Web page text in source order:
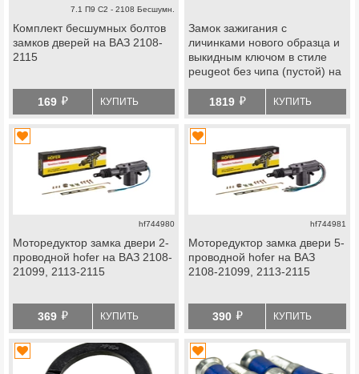
7.1 П9 С2 - 2108 Бесшумн.
Комплект бесшумных болтов
замков дверей на ВАЗ 2108-
2115
169 й КУПИТЬ
Замок зажигания с
личинками нового образца и
выкидным ключом в стиле
peugeot без чипа (пустой) на
1819 й КУПИТЬ
hf744980
Моторедуктор замка двери 2-
проводной hofer на ВАЗ 2108-
21099, 2113-2115
369 й КУПИТЬ
hf744981
Моторедуктор замка двери 5-
проводной hofer на ВАЗ
2108-21099, 2113-2115
390 й КУПИТЬ